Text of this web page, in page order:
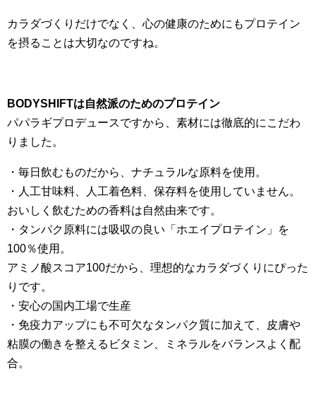
カラダづくりだけでなく、心の健康のためにもプロテイン
を摂ることは大切なのですね。
BODYSHIFTは自然派のためのプロテイン
パパラギプロデュースですから、素材には徹底的にこだわ
りました。
・毎日飲むものだから、ナチュラルな原料を使用。
・人工甘味料、人工着色料、保存料を使用していません。
おいしく飲むための香料は自然由来です。
・タンパク原料には吸収の良い「ホエイプロテイン」を
100％使用。
アミノ酸スコア100だから、理想的なカラダづくりにぴった
りです。
・安心の国内工場で生産
・免疫力アップにも不可欠なタンパク質に加えて、皮膚や
粘膜の働きを整えるビタミン、ミネラルをバランスよく配
合。